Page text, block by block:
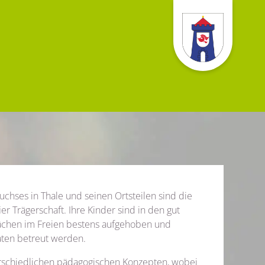
in Thale und seinen Ortsteilen sind die
Trägerschaft. Ihre Kinder sind in den gut
im Freien bestens aufgehoben und
betreut werden.
pädagogischen Konzepten, wobei